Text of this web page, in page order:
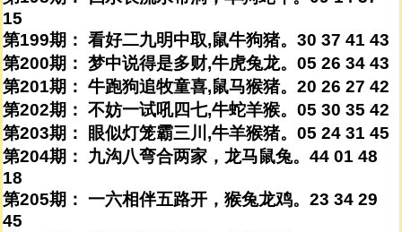
15
第199期： 看好二九明中取,鼠牛狗猪。30 37 41 43
第200期： 梦中说得是多财,牛虎兔龙。05 26 34 43
第201期： 牛跑狗追牧童喜,鼠马猴猪。20 26 27 42
第202期： 不妨一试吼四七,牛蛇羊猴。05 30 35 42
第203期： 眼似灯笼霸三川,牛羊猴猪。05 24 31 45
第204期： 九沟八弯合两家，龙马鼠兔。44 01 48
18
第205期： 一六相伴五路开，猴兔龙鸡。23 34 29
45